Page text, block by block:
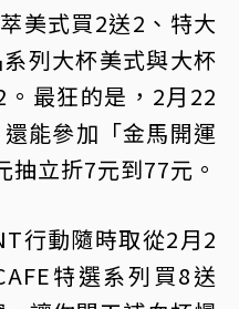
美式買2送2、特大
列大杯美式與大杯
最狂的是，2月22
能參加「金馬開運
立折7元到77元。
行動隨時取從2月2
特選系列買8送